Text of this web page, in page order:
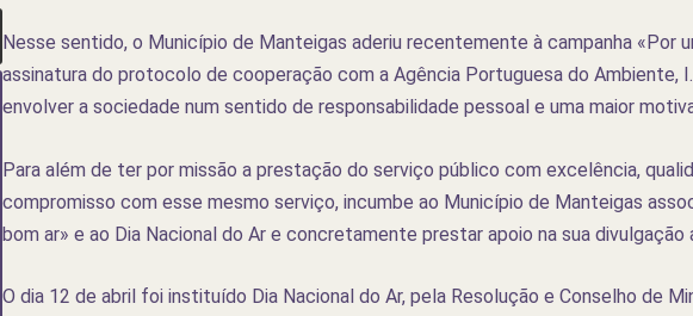
Nesse sentido, o Município de Manteigas aderiu recentemente à campanha «Por
assinatura do protocolo de cooperação com a Agência Portuguesa do Ambiente,
envolver a sociedade num sentido de responsabilidade pessoal e uma maior
Para além de ter por missão a prestação do serviço público com excelência,
compromisso com esse mesmo serviço, incumbe ao Município de Manteigas
bom ar» e ao Dia Nacional do Ar e concretamente prestar apoio na sua
O dia 12 de abril foi instituído Dia Nacional do Ar, pela Resolução e Conselho de